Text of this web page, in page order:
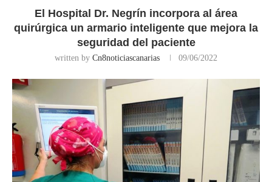
El Hospital Dr. Negrín incorpora al área
quirúrgica un armario inteligente que mejora la
seguridad del paciente
written by Cn8noticiascanarias 09/06/2022